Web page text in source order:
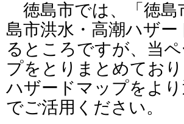
徳島市では、「徳島
島市洪水・高潮ハザ
るところですが、当
プをとりまとめてお
ハザードマップをよ
でご活用ください。